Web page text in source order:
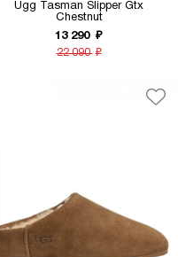
Ugg Tasman Slipper Gtx
Chestnut
13 290 ₽
22 090 ₽